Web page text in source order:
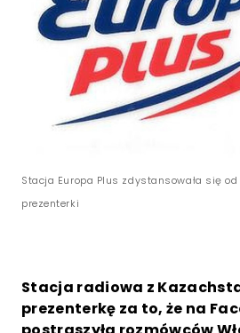
Stacja Europa Plus zdystansowała się
prezenterki
Stacja radiowa z
prezenterkę za to, że na